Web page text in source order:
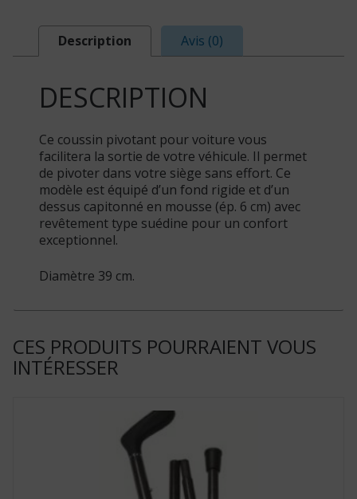
Description Avis (0)
DESCRIPTION
Ce coussin pivotant pour voiture vous
facilitera la sortie de votre véhicule. Il permet
de pivoter dans votre siège sans effort. Ce
modèle est équipé d’un fond rigide et d’un
dessus capitonné en mousse (ép. 6 cm) avec
revêtement type suédine pour un confort
exceptionnel.
Diamètre 39 cm.
CES PRODUITS POURRAIENT VOUS
INTÉRESSER